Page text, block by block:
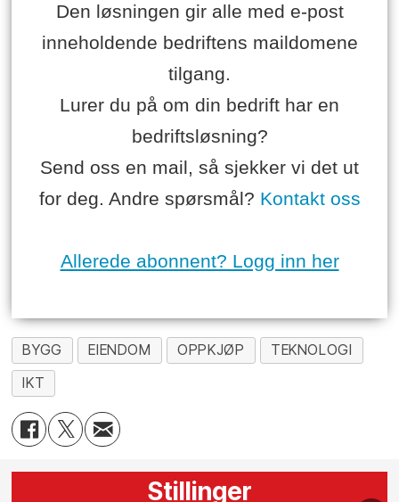
Den løsningen gir alle med e-post
inneholdende bedriftens maildomene
tilgang.
Lurer du på om din bedrift har en
bedriftsløsning?
Send oss en mail, så sjekker vi det ut
for deg. Andre spørsmål? Kontakt oss
Allerede abonnent? Logg inn her
BYGG EIENDOM OPPKJØP
TEKNOLOGI
IKT
Stillinger